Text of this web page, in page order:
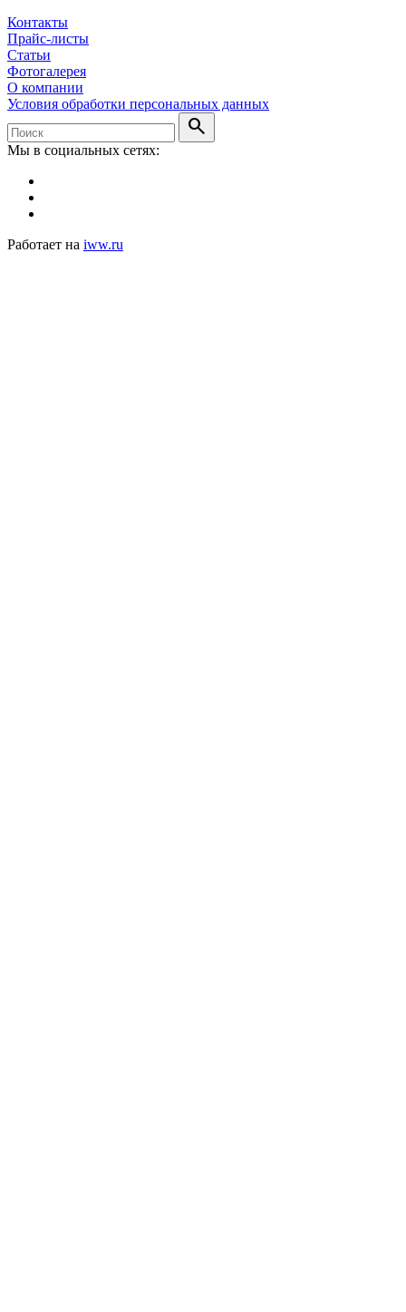
Контакты
Прайс-листы
Статьи
Фотогалерея
О компании
Условия обработки персональных данных
search
Мы в социальных сетях:
Работает на iww.ru